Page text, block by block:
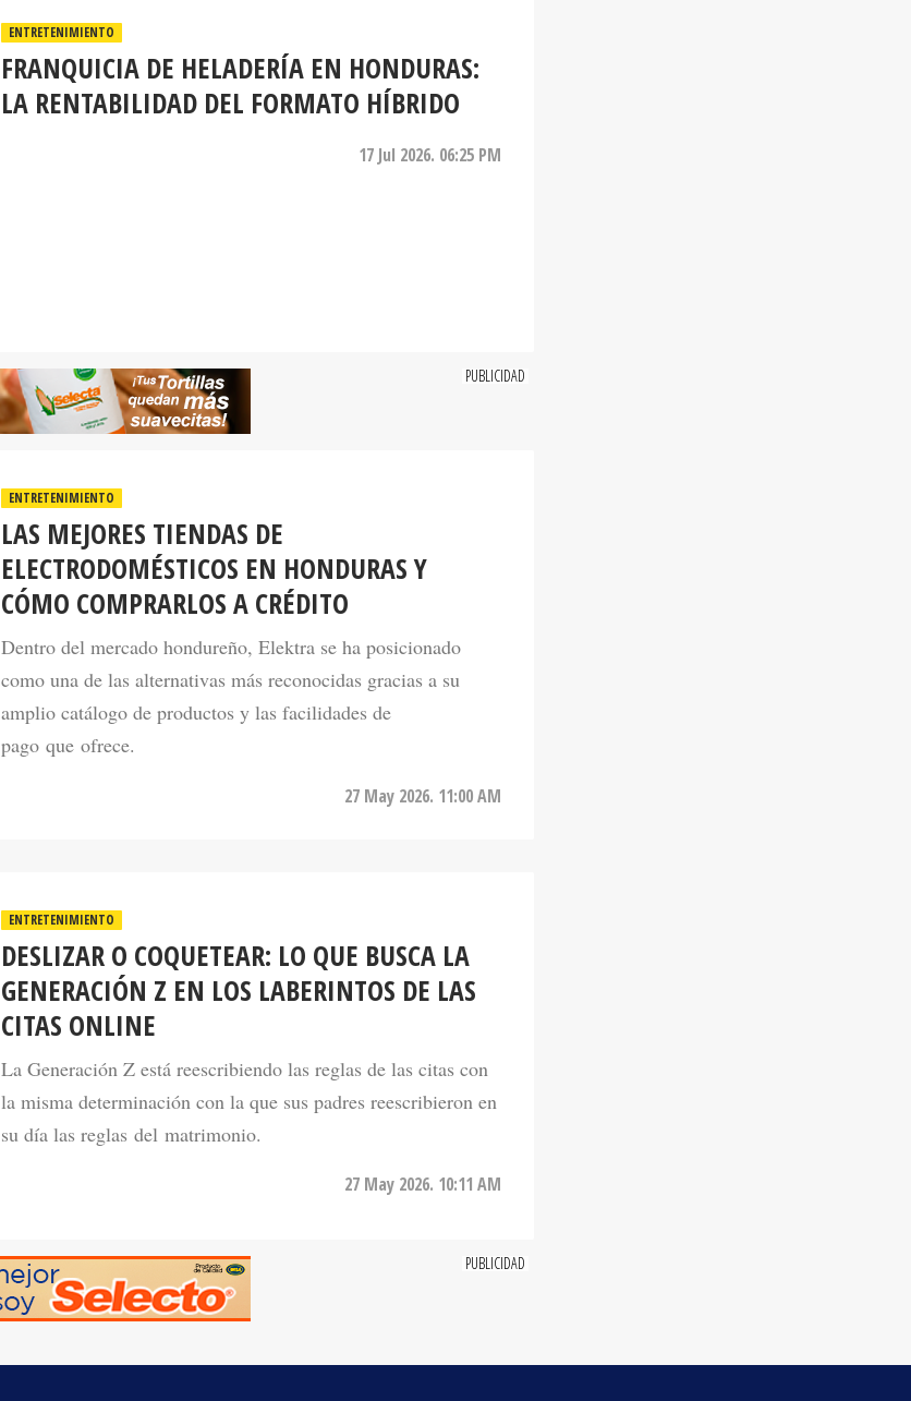
ENTRETENIMIENTO
FRANQUICIA DE HELADERÍA EN HONDURAS:
LA RENTABILIDAD DEL FORMATO HÍBRIDO
17 Jul 2026. 06:25 PM
LAS MEJORES TIENDAS DE
ELECTRODOMÉSTICOS EN HONDURAS Y
CÓMO COMPRARLOS A CRÉDITO
Dentro del mercado hondureño, Elektra se ha posicionado
como una de las alternativas más reconocidas gracias a su
amplio catálogo de productos y las facilidades de
pago que ofrece.
DESLIZAR O COQUETEAR: LO QUE BUSCA LA
GENERACIÓN Z EN LOS LABERINTOS DE LAS
CITAS ONLINE
La Generación Z está reescribiendo las reglas de las citas con
la misma determinación con la que sus padres reescribieron en
su día las reglas del matrimonio.